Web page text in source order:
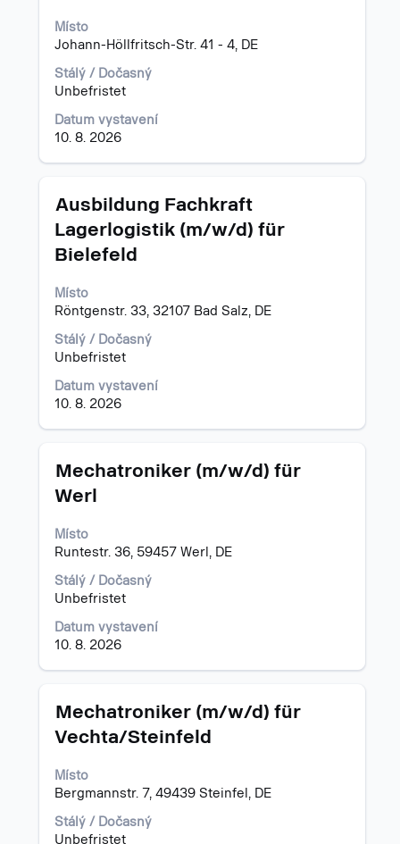
Místo
Johann-Höllfritsch-Str. 41 - 4, DE
Stálý / Dočasný
Unbefristet
Datum vystavení
10. 8. 2026
o
profesi.
Titul
Ausbildung Fachkraft
Lagerlogistik (m/w/d) für
Bielefeld
Místo
Röntgenstr. 33, 32107 Bad Salz, DE
Stálý / Dočasný
Unbefristet
Datum vystavení
10. 8. 2026
Vyberte
zobrazení
veškerých
o
profesi.
Titul
Mechatroniker (m/w/d) für
Werl
Místo
Runtestr. 36, 59457 Werl, DE
Stálý / Dočasný
Unbefristet
Datum vystavení
10. 8. 2026
Vyberte
zobrazení
informací
o
profesi.
Titul
Mechatroniker (m/w/d) für
Vechta/Steinfeld
Místo
Bergmannstr. 7, 49439 Steinfel, DE
Stálý / Dočasný
Unbefristet
Vyberte
zobrazení
informací
o
profesi.